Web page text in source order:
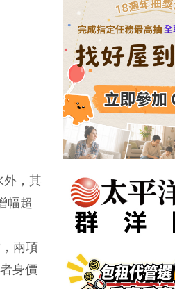
外，其
幅超
兩項
身價